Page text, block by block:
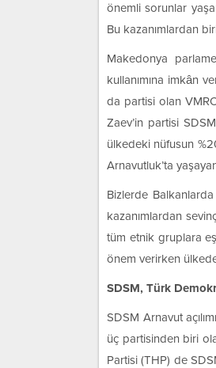
önemli sorunlar
Bu kazanımlardan
Makedonya
kullanımına imkân
da partisi olan
Zaev’in partisi
ülkedeki nüfusun
Arnavutluk’ta
Bizlerde
kazanımlardan
tüm etnik gruplara
önem verirken
SDSM, Türk
SDSM Arnavut
üç partisinden biri
Partisi (THP) de